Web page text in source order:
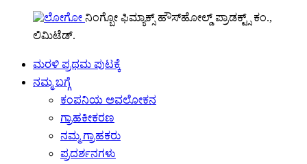
ನಿಂಗ್ಬೋ ಫಿಮ್ಯಾಕ್ಸ್ ಹೌಸ್‌ಹೋಲ್ಡ್ ಪ್ರಾಡಕ್ಟ್ಸ್ ಕಂ.,
ಲಿಮಿಟೆಡ್.
ಮರಳಿ ಪ್ರಥಮ ಪುಟಕ್ಕೆ
ನಮ್ಮ ಬಗ್ಗೆ
ಕಂಪನಿಯ ಅವಲೋಕನ
ಗ್ರಾಹಕೀಕರಣ
ನಮ್ಮ ಗ್ರಾಹಕರು
ಪ್ರದರ್ಶನಗಳು